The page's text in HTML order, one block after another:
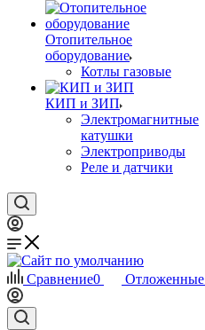
Отопительное
оборудование
Котлы газовые
КИП и ЗИП
Электромагнитные
катушки
Электроприводы
Реле и датчики
Сравнение0 Отложенные